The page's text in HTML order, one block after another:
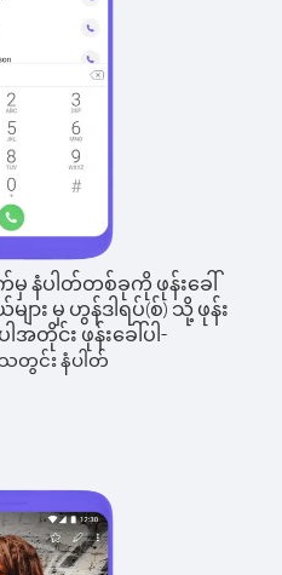
မှ နံပါတ်တစ်ခုကို ဖုန်းခေါ်
ား မှ ဟွန်ဒါရပ်(စ်) သို့ ဖုန်း
တိုင်း ဖုန်းခေါ်ပါ-
တွင်း နံပါတ်